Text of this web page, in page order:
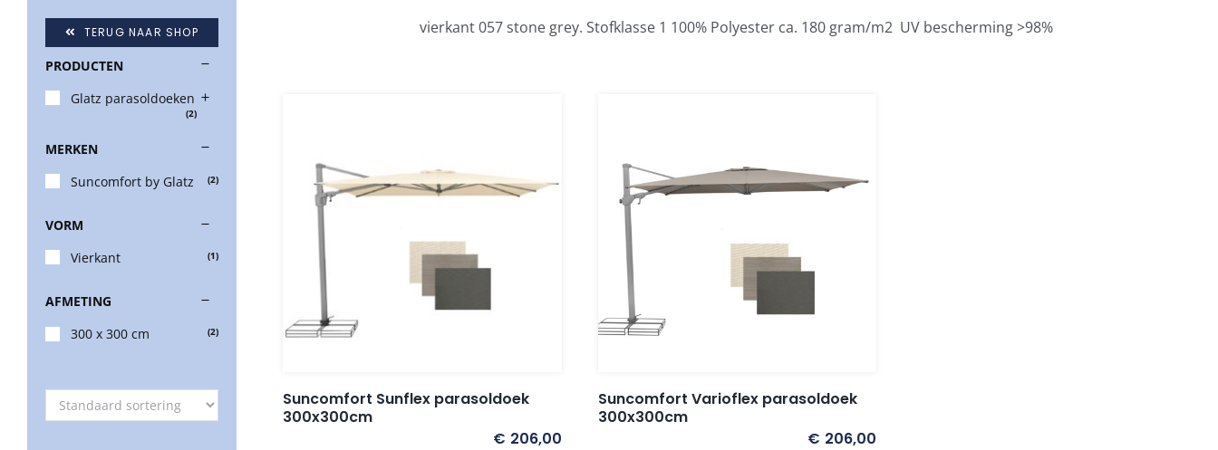
vierkant 057 stone grey. Stofklasse 1 100% Polyester ca. 180 gram/m2 UV bescherming >98%
Suncomfort Sunflex parasoldoek
300x300cm
€ 206,00
Suncomfort Varioflex parasoldoek
300x300cm
€ 206,00
TERUG NAAR SHOP
PRODUCTEN
Glatz parasoldoeken
(2)
MERKEN
Suncomfort by Glatz
(2)
VORM
Vierkant
(1)
AFMETING
300 x 300 cm
(2)